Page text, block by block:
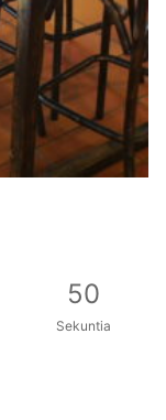
49
Sekuntia